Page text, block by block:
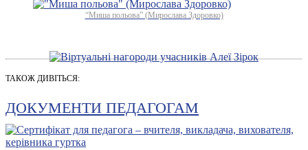
“Миша польова” (Мирослава Здоровко)
ТАКОЖ ДИВІТЬСЯ:
ДОКУМЕНТИ ПЕДАГОГАМ